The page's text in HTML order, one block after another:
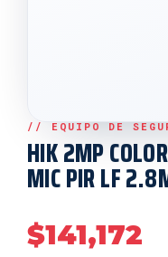
HIK 2MP
MIC PIR LF
$141,172